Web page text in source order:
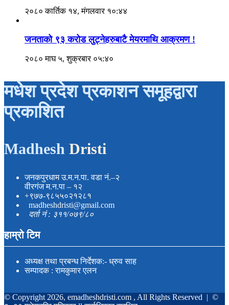
२०८० कार्तिक १४, मंगलवार १०:४४
जनताको ९३ करोड लुट्नेहरुबाटै मेयरमाथि आक्रमण !
२०८० माघ ५, शुक्रबार ०५:४०
मधेश प्रदेश प्रकाशन समूहद्वारा
प्रकाशित
Madhesh Dristi
जनकपुरधाम उ.म.न.पा. वडा नं.–२
वीरगंज म.न.पा – १२
+९७७-९८५५०२१२८१
madheshdristi@gmail.com
दर्ता नं : ३११/०७९/८०
हाम्रो टिम
अध्यक्ष तथा प्रबन्ध निर्देशक:- ध्रुव साह
सम्पादक : रामकुमार एलन
© Copyright 2026, emadheshdristi.com , All Rights Reserved | ©